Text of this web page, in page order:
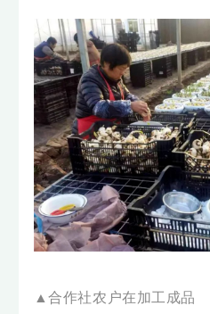
▲合作社农户在加工成品